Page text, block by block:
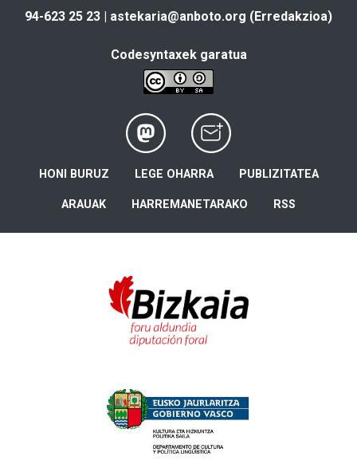
94-623 25 23 | astekaria@anboto.org (Erredakzioa)
Codesyntaxek garatua
HONI BURUZ LEGE OHARRA PUBLIZITATEA
ARAUAK HARREMANETARAKO RSS